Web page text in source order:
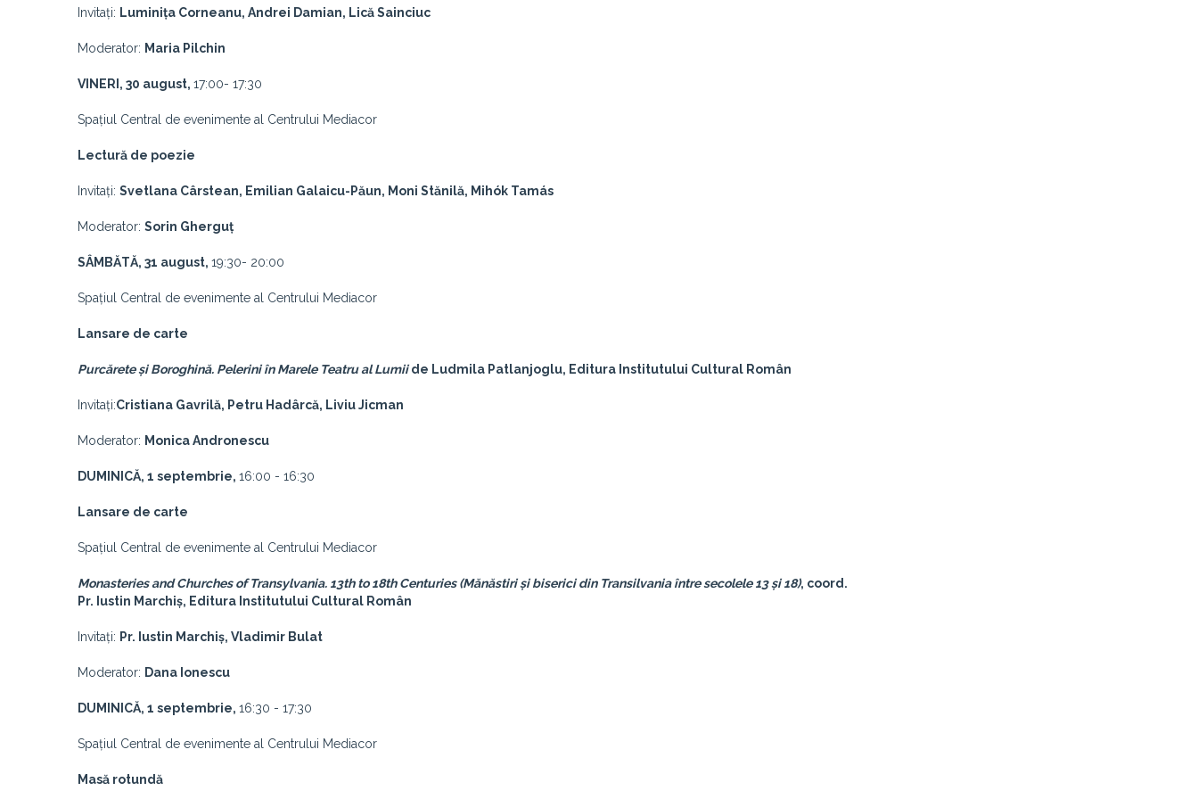
Invitați: Luminița Corneanu, Andrei Damian, Lică Sainciuc
Moderator: Maria Pilchin
VINERI, 30 august, 17:00- 17:30
Spațiul Central de evenimente al Centrului Mediacor
Lectură de poezie
Invitați: Svetlana Cârstean, Emilian Galaicu-Păun, Moni Stănilă, Mihók Tamás
Moderator: Sorin Gherguț
SÂMBĂTĂ, 31 august, 19:30- 20:00
Spațiul Central de evenimente al Centrului Mediacor
Lansare de carte
Purcărete și Boroghină. Pelerini în Marele Teatru al Lumiide Ludmila Patlanjoglu, Editura Institutului Cultural Român
Invitați:Cristiana Gavrilă, Petru Hadârcă, Liviu Jicman
Moderator: Monica Andronescu
DUMINICĂ, 1 septembrie, 16:00 - 16:30
Lansare de carte
Spațiul Central de evenimente al Centrului Mediacor
Monasteries and Churches of Transylvania. 13th to 18th Centuries (Mănăstiri și biserici din Transilvania între secolele 13 și 18), coord.
Pr. Iustin Marchiș, Editura Institutului Cultural Român
Invitați: Pr. Iustin Marchiș, Vladimir Bulat
Moderator: Dana Ionescu
DUMINICĂ, 1 septembrie, 16:30 - 17:30
Spațiul Central de evenimente al Centrului Mediacor
Masă rotundă